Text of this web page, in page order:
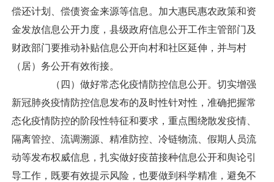
偿还计划、偿债资金来源等信息。加大惠民惠农政策和资
金发放信息公开力度，县级政府信息公开工作主管部门及
财政部门要推动补贴信息公开向村和社区延伸，并与村
（居）务公开有效衔接。
（四）做好常态化疫情防控信息公开。切实增强
新冠肺炎疫情防控信息发布的及时性针对性，准确把握常
态化疫情防控的阶段性特征和要求，重点围绕散发疫情、
隔离管控、流调溯源、精准防控、冷链物流、假期人员流
动等发布权威信息，扎实做好疫苗接种信息公开和舆论引
导工作，既要有效提示风险，也要做到科学精准，避免不